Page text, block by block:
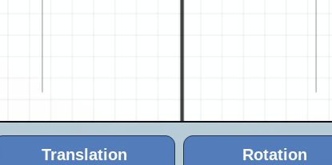
Translation Rotation